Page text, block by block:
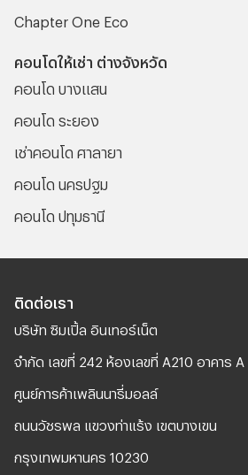
Chapter One Eco
คอนโดให้เช่า ต่างจังหวัด
คอนโด บางแสน
คอนโด ระยอง
เช่าคอนโด ศาลายา
คอนโด นครปฐม
คอนโด ปทุมธานี
ติดต่อเรา
บริษัท ซิมเปิ้ล อินเทอร์เน็ต
จํากัด เลขที่ 242 ห้องเลขที่ A210 อาคาร A
ศูนย์การค้าเพลินนารี่มอลล์
ถนนวัชรพล แขวงท่าแร้ง เขตบางเขน
กรุงเทพมหานคร 10230